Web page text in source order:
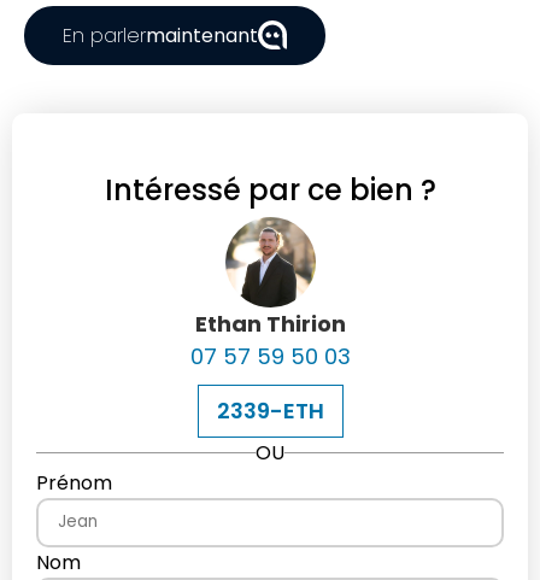
En parlermaintenant
Intéressé par ce bien ?
Ethan Thirion
07 57 59 50 03
2339-ETH
OU
Prénom
Nom